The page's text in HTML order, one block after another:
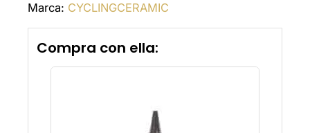
Marca: CYCLINGCERAMIC
Compra con ella: